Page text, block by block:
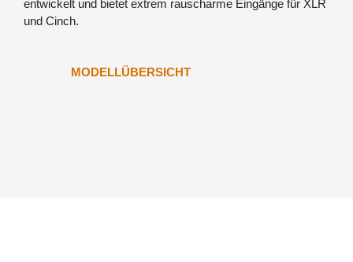
entwickelt und bietet extrem rauscharme Eingänge für XLR
und Cinch.
MODELLÜBERSICHT